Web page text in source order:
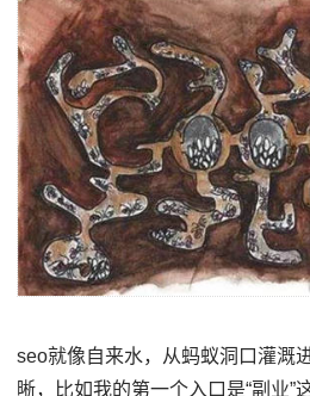
seo就像自来水，从蚂蚁洞口灌溉
晰，比如我的第一个入口是“副业”